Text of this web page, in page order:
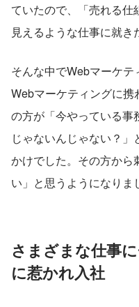
ていたので、「売れる
見えるような仕事に就き
そんな中でWebマーケテ
Webマーケティングに
の方が「今やっている事
じゃないんじゃない？
かけでした。その方から
い」と思うようになりま
さまざまな仕事
に惹かれ入社